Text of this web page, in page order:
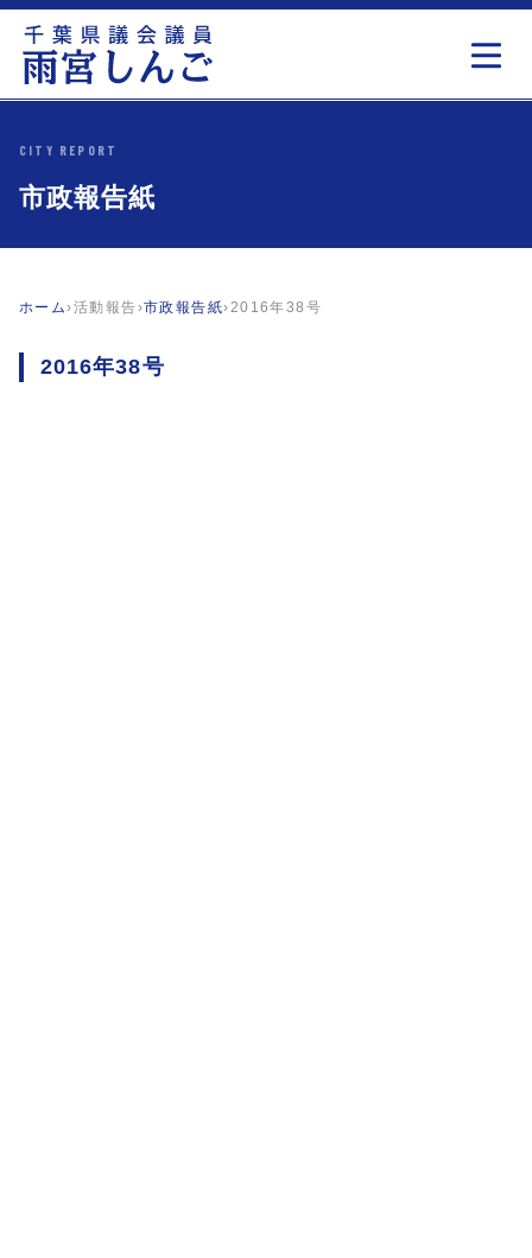
CITY REPORT
市政報告紙
ホーム›活動報告›市政報告紙›2016年38号
2016年38号